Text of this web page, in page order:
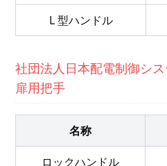
L 型ハンドル
社団法人日本配電制御シ
扉用把手
名称
ロックハンドル